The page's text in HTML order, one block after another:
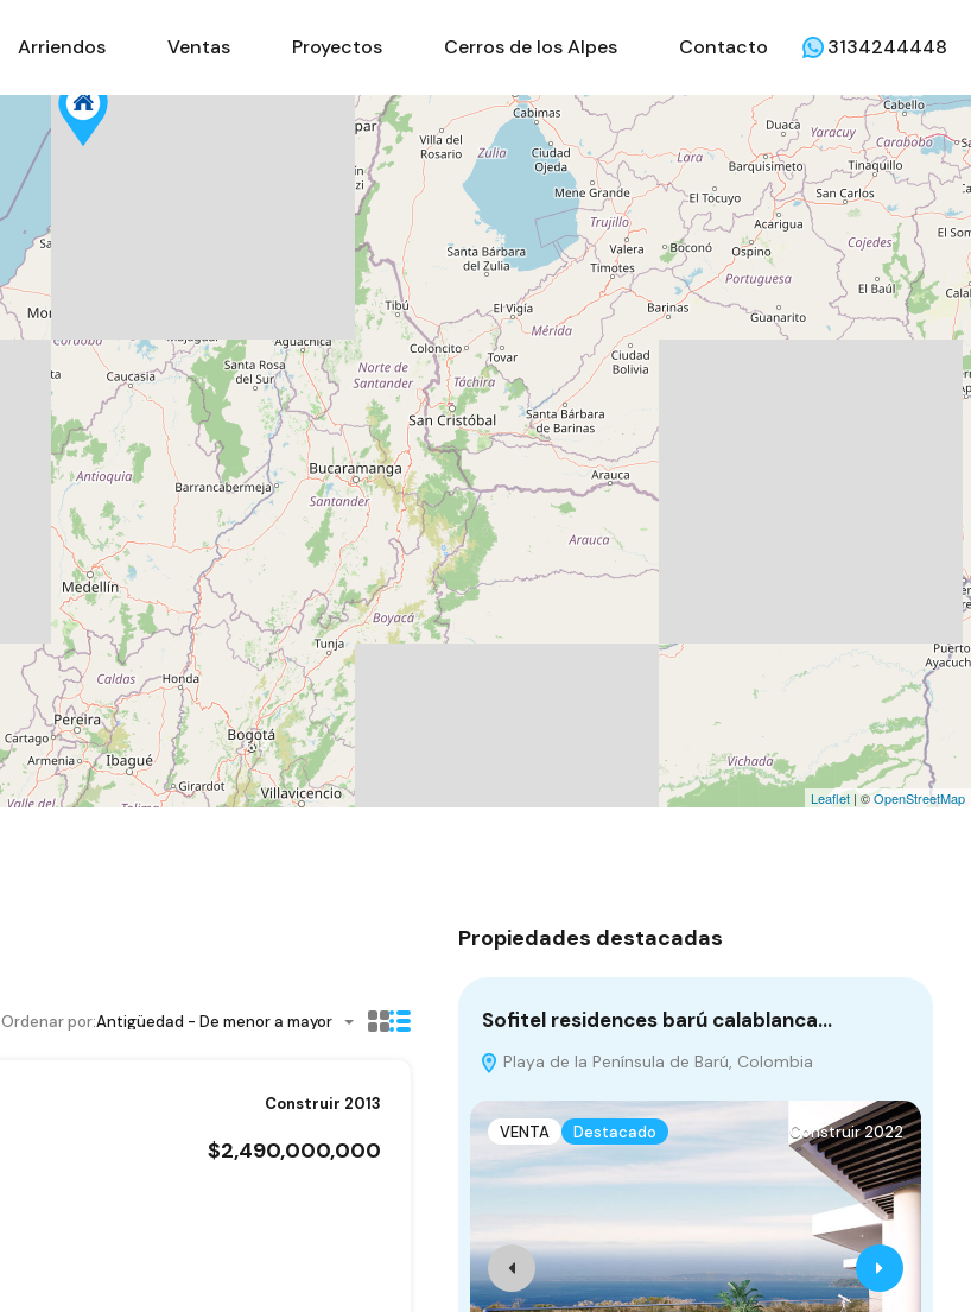
Arriendos Ventas Proyectos Cerros de los Alpes Contacto 3134244448
103
Leaflet | ©OpenStreetMap
Ordenar por:Antigüedad - De menor a mayor
Construir 2013
$2,490,000,000
Propiedades destacadas
Sofitel residences barú calablanca…
Playa de la Península de Barú, Colombia
VENTA Destacado Construir 2022